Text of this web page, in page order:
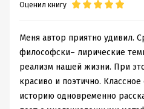
предложенным автором
помогает. По крайне мере у
это делать не на глазах у
месте.Окружающие могут не
реагировать на человека,
был в состоянии
Оценил книгу
Меня автор приятно удивил.
философски– лирические
реализм нашей жизни. При
красиво и поэтично. Классное
историю одновременно